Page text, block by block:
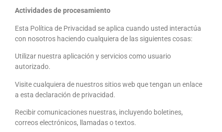
Actividades de procesamiento
Esta Política de Privacidad se aplica cuando usted interactúa
con nosotros haciendo cualquiera de las siguientes cosas:
Utilizar nuestra aplicación y servicios como usuario
autorizado.
Visite cualquiera de nuestros sitios web que tengan un enlace
a esta declaración de privacidad.
Recibir comunicaciones nuestras, incluyendo boletines,
correos electrónicos, llamadas o textos.